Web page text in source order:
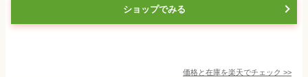
ショップでみる
価格と在庫を楽天でチェック >>